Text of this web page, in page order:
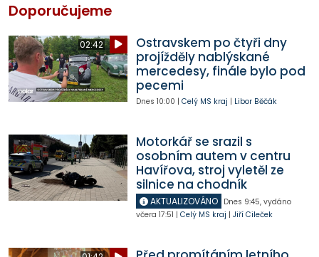
Doporučujeme
02:42
Ostravskem po čtyři dny
projížděly nablýskané
mercedesy, finále bylo pod
pecemi
Dnes 10:00 | Celý MS kraj | Libor Běčák
Motorkář se srazil s
osobním autem v centru
Havířova, stroj vyletěl ze
silnice na chodník
AKTUALIZOVÁNO Dnes 9:45, vydáno
včera 17:51 | Celý MS kraj | Jiří Cileček